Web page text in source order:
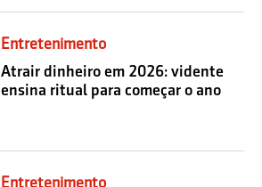
Entretenimento
Atrair dinheiro em 2026: vidente
ensina ritual para começar o ano
Entretenimento